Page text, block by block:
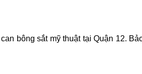
bông sắt mỹ thuật tại Quận 12.